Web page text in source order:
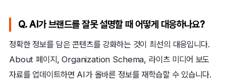
Q. AI가 브랜드를 잘못 설명할 때 어떻게 대응하나요?
정확한 정보를 담은 콘텐츠를 강화하는 것이 최선의 대응입니다.
About 페이지, Organization Schema, 라이츠 미디어 보도
자료를 업데이트하면 AI가 올바른 정보를 재학습할 수 있습니다.